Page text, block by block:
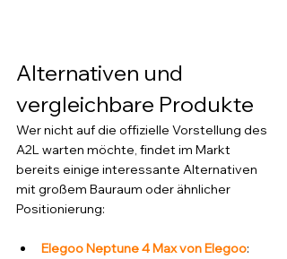
Alternativen und
vergleichbare Produkte
Wer nicht auf die offizielle Vorstellung des
A2L warten möchte, findet im Markt
bereits einige interessante Alternativen
mit großem Bauraum oder ähnlicher
Positionierung:
Elegoo Neptune 4 Max von Elegoo: